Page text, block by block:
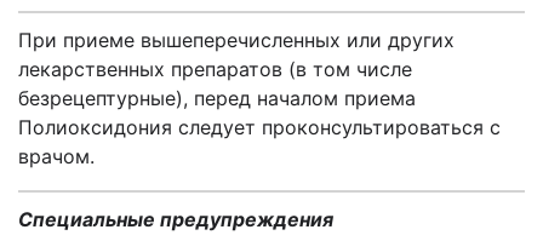
При приеме вышеперечисленных или других
лекарственных препаратов (в том числе
безрецептурные), перед началом приема
Полиоксидония следует проконсультироваться с
врачом.
Специальные предупреждения